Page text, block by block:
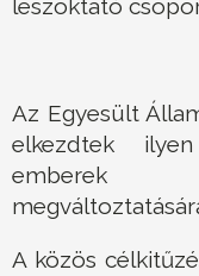
leszoktató
Az Egyesült
elkezdtek
emberek
A közös